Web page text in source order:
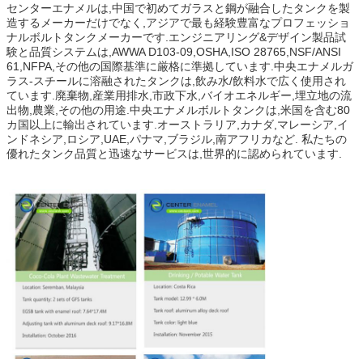
センターエナメルは,中国で初めてガラスと鋼が融合したタンクを製
造するメーカーだけでなく,アジアで最も経験豊富なプロフェッショ
ナルボルトタンクメーカーです.エンジニアリング&デザイン製品試
験と品質システムは,AWWA D103-09,OSHA,ISO 28765,NSF/ANSI
61,NFPA,その他の国際基準に厳格に準拠しています.中央エナメルガ
ラス-スチールに溶融されたタンクは,飲み水/飲料水で広く使用され
ています.廃棄物,産業用排水,市政下水,バイオエネルギー,埋立地の流
出物,農業,その他の用途.中央エナメルボルトタンクは,米国を含む80
カ国以上に輸出されています.オーストラリア,カナダ,マレーシア,イ
ンドネシア,ロシア,UAE,パナマ,ブラジル,南アフリカなど. 私たちの
優れたタンク品質と迅速なサービスは,世界的に認められています.